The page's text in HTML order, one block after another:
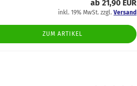
Cordstoffe
& Bänder
ab 21,90 EUR
inkl. 19% MwSt. zzgl. Versand
ZUM ARTIKEL